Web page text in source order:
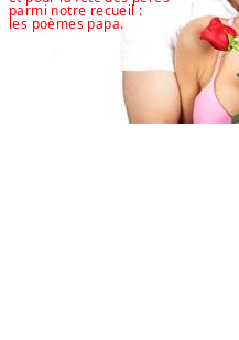
parmi notre recueil :
les poèmes papa.